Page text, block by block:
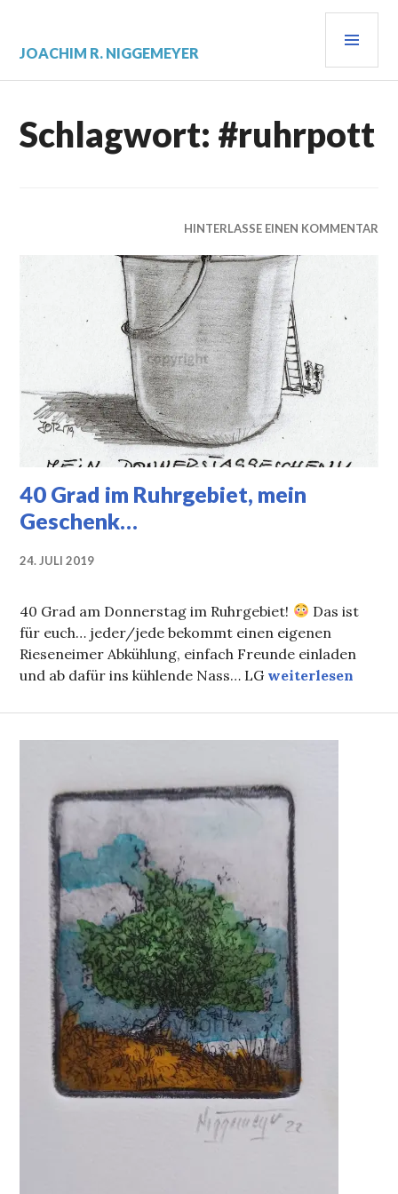
springen
JOACHIM R. NIGGEMEYER
Schlagwort: #ruhrpott
HINTERLASSE EINEN KOMMENTAR
40 Grad im Ruhrgebiet, mein
Geschenk…
24. JULI 2019
40 Grad am Donnerstag im Ruhrgebiet!
Das ist
für euch… jeder/jede bekommt einen eigenen
Rieseneimer Abkühlung, einfach Freunde einladen
und ab dafür ins kühlende Nass… LG 40 Grad im
weiterlesen